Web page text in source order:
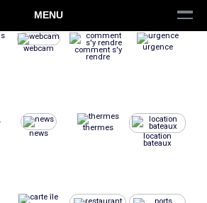
MENU
webcam comment s'y
rendre
urgence
news
thermes
location
bateaux